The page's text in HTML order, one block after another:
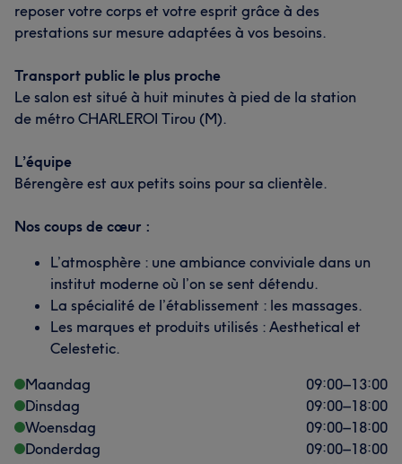
reposer votre corps et votre esprit grâce à des
prestations sur mesure adaptées à vos besoins.
Transport public le plus proche
Le salon est situé à huit minutes à pied de la station
de métro CHARLEROI Tirou (M).
L’équipe
Bérengère est aux petits soins pour sa clientèle.
Nos coups de cœur :
L’atmosphère : une ambiance conviviale dans un
institut moderne où l’on se sent détendu.
La spécialité de l’établissement : les massages.
Les marques et produits utilisés : Aesthetical et
Celestetic.
Maandag
09:00–13:00
Dinsdag
09:00–18:00
Woensdag
09:00–18:00
Donderdag
09:00–18:00